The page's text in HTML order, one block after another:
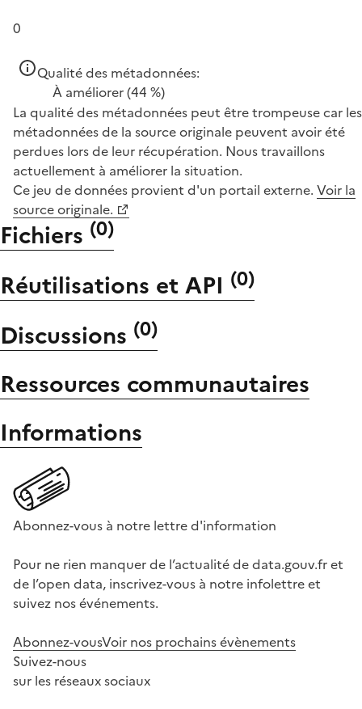
0
Qualité des métadonnées:
À améliorer(44 %)
La qualité des métadonnées peut être trompeuse car les
métadonnées de la source originale peuvent avoir été
perdues lors de leur récupération. Nous travaillons
actuellement à améliorer la situation.
Ce jeu de données provient d'un portail externe. Voir la
source originale.
Fichiers (0)
Réutilisations et API (0)
Discussions (0)
Ressources communautaires
Informations
Abonnez-vous à notre lettre d'information
Pour ne rien manquer de l’actualité de data.gouv.fr et
de l’open data, inscrivez-vous à notre infolettre et
suivez nos événements.
Abonnez-vousVoir nos prochains évènements
Suivez-nous
sur les réseaux sociaux